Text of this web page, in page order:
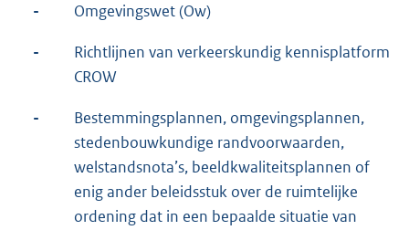
- Omgevingswet (Ow)
-
Richtlijnen van verkeerskundig kennisplatform
CROW
-
Bestemmingsplannen, omgevingsplannen,
stedenbouwkundige randvoorwaarden,
welstandsnota’s, beeldkwaliteitsplannen of
enig ander beleidsstuk over de ruimtelijke
ordening dat in een bepaalde situatie van